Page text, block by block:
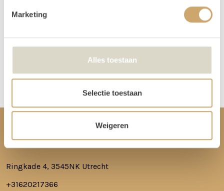
Marketing
Alles toestaan
Selectie toestaan
Weigeren
spullen.
of vlekken. We doen ons best de items zo netjes mogelijk bij je af te leveren.
Ringkade 4, 3545NK Utrecht
+31620217366